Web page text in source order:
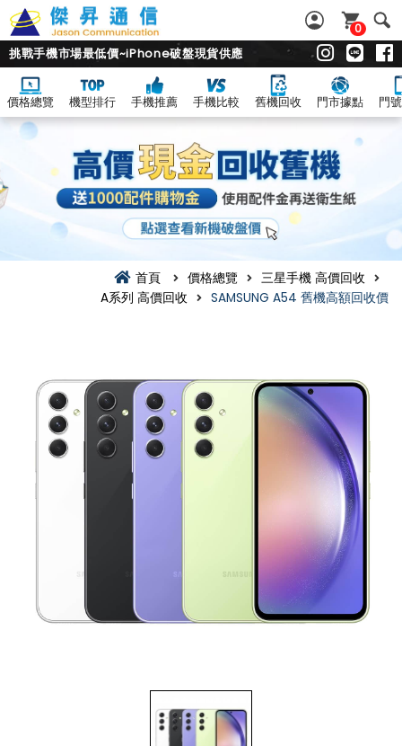
0
挑戰手機市場最低價~iPhone破盤現貨供應
價格總覽 機型排行 手機推薦 手機比較 舊機回收 門市據點 門
首頁 價格總覽
三星手機 高價回收
A系列 高價回收
SAMSUNG A54 舊機高額回收價